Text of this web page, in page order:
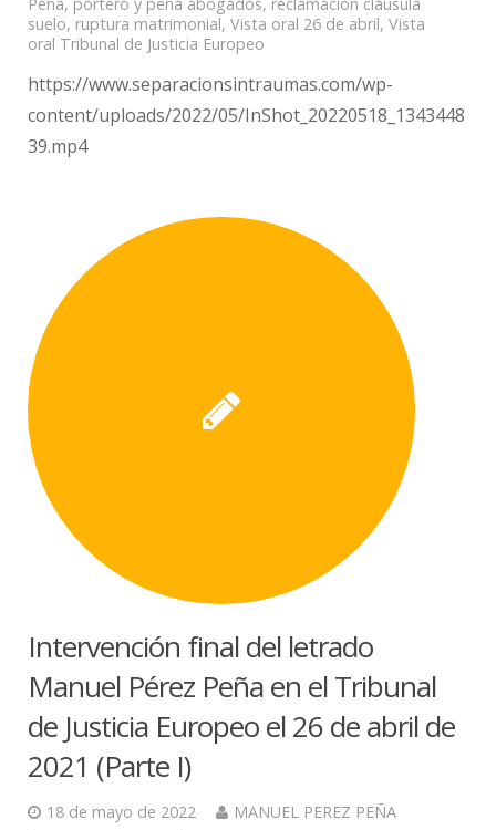
suelo, ruptura matrimonial, Vista oral 26 de abril, Vista
oral Tribunal de Justicia Europeo
https://www.separacionsintraumas.com/wp-
content/uploads/2022/05/InShot_20220518_1343448
39.mp4
Intervención final del letrado
Manuel Pérez Peña en el Tribunal
de Justicia Europeo el 26 de abril de
2021 (Parte I)
18 de mayo de 2022
MANUEL PEREZ PEÑA